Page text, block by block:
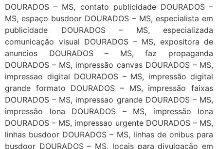
DOURADOS – MS, contato publicidade DOURADOS –
MS, espaço busdoor DOURADOS – MS, especialista em
publicidade DOURADOS – MS, especializada
comunicação visual DOURADOS – MS, expositora de
anuncios DOURADOS – MS, faz propaganda
DOURADOS – MS, impressão canvas DOURADOS – MS,
impressao digital DOURADOS – MS, impressão digital
grande formato DOURADOS – MS, impressão faixas
DOURADOS – MS, impressao grande DOURADOS – MS,
impressão lona DOURADOS – MS, impressão lona
DOURADOS – MS, impressao urgente DOURADOS – MS,
linhas busdoor DOURADOS – MS, linhas de onibus para
busdoor DOURADOS – MS, locais para divulgação em